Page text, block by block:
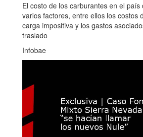
El costo de los carburantes en el país
varios factores, entre ellos los costos
carga impositiva y los gastos
traslado
Infobae